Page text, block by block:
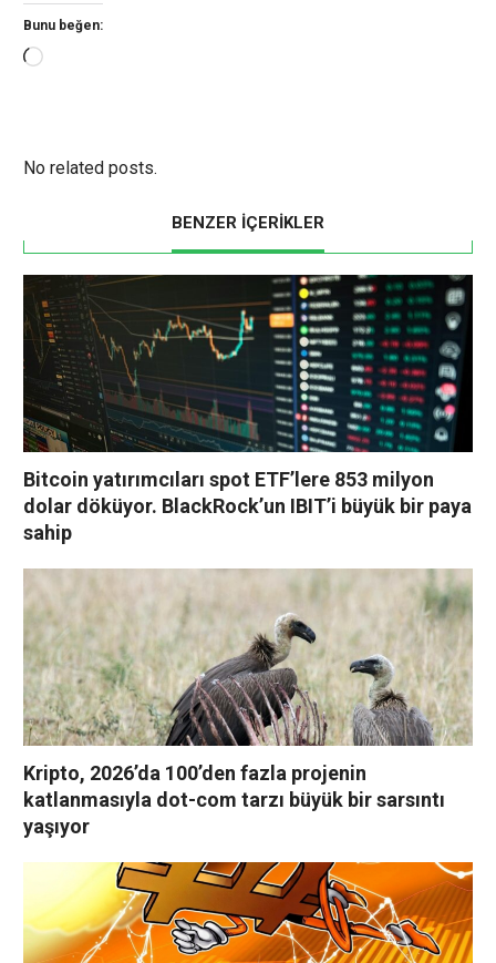
Bunu beğen:
Yükleniyor...
No related posts.
BENZER İÇERİKLER
Bitcoin yatırımcıları spot ETF’lere 853 milyon
dolar döküyor. BlackRock’un IBIT’i büyük bir paya
sahip
Kripto, 2026’da 100’den fazla projenin
katlanmasıyla dot-com tarzı büyük bir sarsıntı
yaşıyor